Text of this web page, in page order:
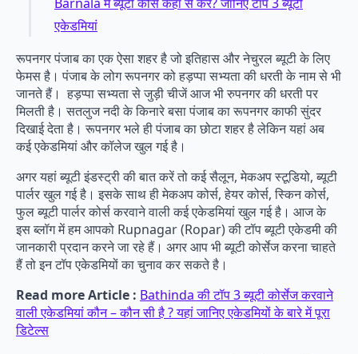
एकेडमियां
रूपनगर पंजाब का एक ऐसा शहर है जो इतिहास और नेचुरल ब्यूटी के लिए
फेमस है। पंजाब के लोग रूपनगर को हड़प्पा सभ्यता की धरती के नाम से भी
जानते हैं। हड़प्पा सभ्यता से जुड़ी चीजें आज भी रुपनगर की धरती पर
मिलती है। सतलुज नदी के किनारे बसा पंजाब का रूपनगर काफी सुंदर
दिखाई देता है। रूपनगर भले ही पंजाब का छोटा शहर है लेकिन यहां अब
कई एकेडमियां और कॉलेज खुल गई है।
अगर यहां ब्यूटी इंडस्ट्री की बात करें तो कई सैलून, मेकअप स्टूडियो, ब्यूटी
पार्लर खुल गई है। इसके साथ ही मेकअप कोर्स, हेयर कोर्स, स्किन कोर्स,
फुल ब्यूटी पार्लर कोर्स करवाने वाली कई एकेडमियां खुल गई है। आज के
इस ब्लॉग में हम आपको Rupnagar (Ropar) की टॉप ब्यूटी एकेडमी की
जानकारी प्रदान करने जा रहे हैं। अगर आप भी ब्यूटी कोर्सेज करना चाहते
हैं तो इन टॉप एकेडमियों का चुनाव कर सकते है।
Read more Article : Bathinda की टॉप 3 ब्यूटी कोर्सेज करवाने
वाली एकेडमियां कौन – कौन सी है ? यहां जानिए एकेडमियों के बारे में पूरा
डिटेल्स